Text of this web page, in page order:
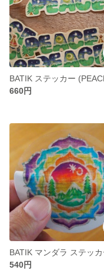
BATIK ステッカー
660円
BATIK マンダラ ステッカ
540円